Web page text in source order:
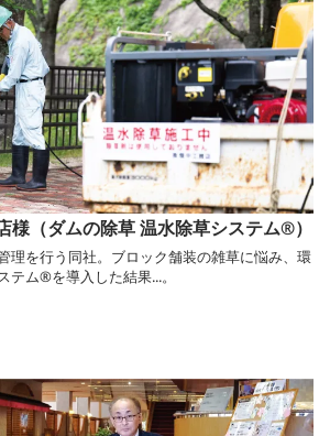
様（ダムの除草 温水除草システム®）
理を行う同社。ブロック舗装の雑草に悩み、環
テム®を導入した結果...。